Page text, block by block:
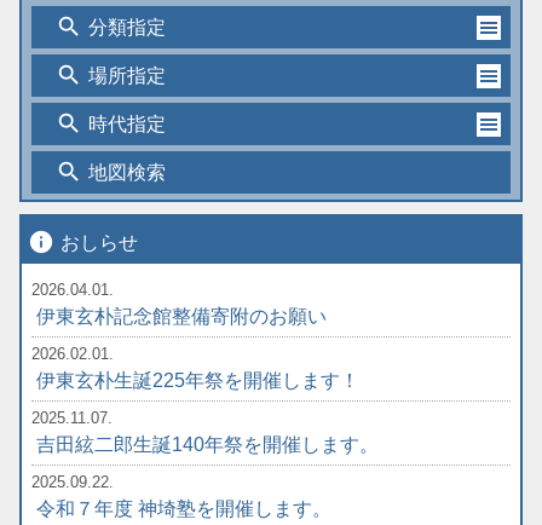
search 分類指定
search 場所指定
search 時代指定
search 地図検索
info おしらせ
2026.04.01.
伊東玄朴記念館整備寄附のお願い
2026.02.01.
伊東玄朴生誕225年祭を開催します！
2025.11.07.
吉田絃二郎生誕140年祭を開催します。
2025.09.22.
令和７年度 神埼塾を開催します。